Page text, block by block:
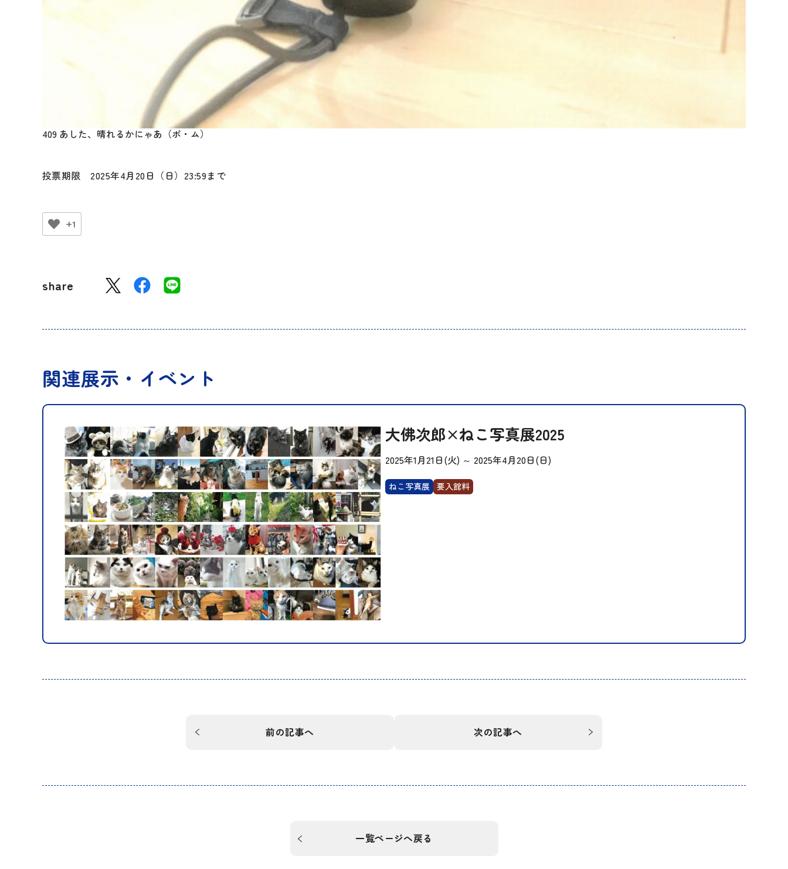
409 あした、晴れるかにゃあ（ポ・ム）
投票期限 2025年4月20日（日）23:59まで
+1
share
関連展示・イベント
大佛次郎×ねこ写真展2025
2025年1月21日(火) ～ 2025年4月20日(日)
ねこ写真展 要入館料
前の記事へ 次の記事へ
一覧ページへ戻る